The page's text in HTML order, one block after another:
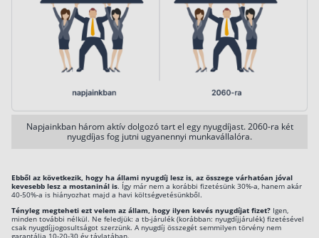
Napjainkban három aktív dolgozó tart el egy nyugdíjast. 2060-ra két
nyugdíjas fog jutni ugyanennyi munkavállalóra.
Ebből az következik, hogy ha állami nyugdíj lesz is, az összege várhatóan jóval
kevesebb lesz a mostaninál is. Így már nem a korábbi fizetésünk 30%-a, hanem akár
40-50%-a is hiányozhat majd a havi költségvetésünkből.
Tényleg megteheti ezt velem az állam, hogy ilyen kevés nyugdíjat fizet? Igen,
minden további nélkül. Ne feledjük: a tb-járulék (korábban: nyugdíjjárulék) fizetésével
csak nyugdíjjogosultságot szerzünk. A nyugdíj összegét semmilyen törvény nem
garantálja 10-20-30 év távlatában.